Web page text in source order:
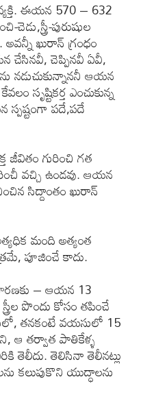
ఈయన 570 – 632
పురుషుల
ఖురాన్ గ్రంధం
చెప్పినవీ ఏవీ,
నడుచుకున్నాననీ ఆయన
సృష్టికర్త ఎంచుకున్న
స్పష్టంగా పదే,పదే
జీవితం గురించి గత
వచ్చి ఉండవు. ఆయన
సిద్దాంతం ఖురాన్
మంది అత్యంత
పూజించే కాదు.
– ఆయన 13
పొందు కోసం తపించే
తనకంటే వయసులో 15
ఆ తర్వాత పాతికేళ్ళ
తెలిసినా తెలీనట్లు
కలుపుకొని యుద్ధాలను